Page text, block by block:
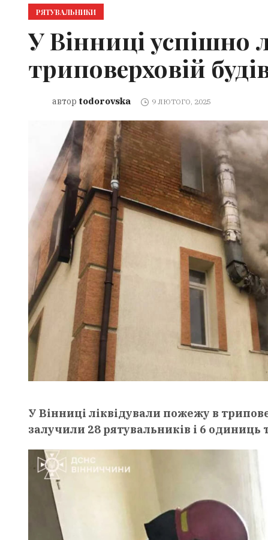
РЯТУВАЛЬНИКИ
У Вінниці успішно
триповерховій
автор todorovska 9 ЛЮТОГО, 2025
У Вінниці ліквідували пожежу в
залучили 28 рятувальників і 6 одиниць